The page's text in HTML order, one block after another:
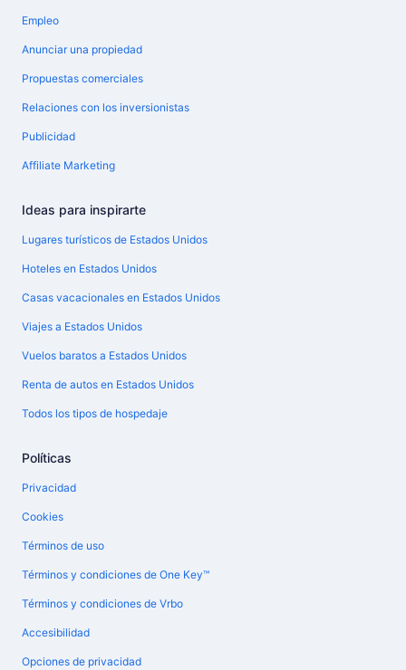
Empleo
Anunciar una propiedad
Propuestas comerciales
Relaciones con los inversionistas
Publicidad
Affiliate Marketing
Ideas para inspirarte
Lugares turísticos de Estados Unidos
Hoteles en Estados Unidos
Casas vacacionales en Estados Unidos
Viajes a Estados Unidos
Vuelos baratos a Estados Unidos
Renta de autos en Estados Unidos
Todos los tipos de hospedaje
Políticas
Privacidad
Cookies
Términos de uso
Términos y condiciones de One Key™
Términos y condiciones de Vrbo
Accesibilidad
Opciones de privacidad